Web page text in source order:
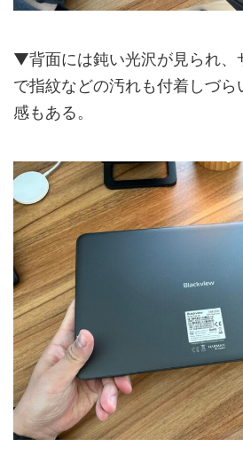
▼背面には鈍い光沢が見られ、
で指紋などの汚れも付着しづら
感もある。